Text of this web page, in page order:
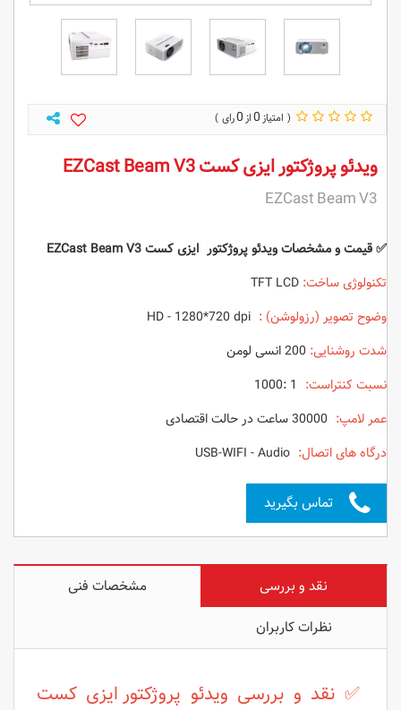
0
0
ویدئو پروژکتور ایزی کست EZCast Beam V3
EZCast Beam V3
✅قیمت و مشخصاتویدئو پروژکتور ایزی کست EZCast Beam V3
تکنولوژی ساخت: TFT LCD
وضوح تصویر (رزولوشن) :
شدت روشنایی:
نسبت کنتراست:
عمر لامپ:
درگاه های اتصال:
تماس بگیرید
نقد و بررسی
مشخصات فنی
نظرات کاربران
✅ نقد و بررسی ویدئو پروژکتورایزی کست